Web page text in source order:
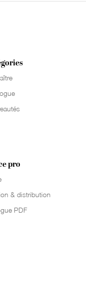
pro
& distribution
PDF